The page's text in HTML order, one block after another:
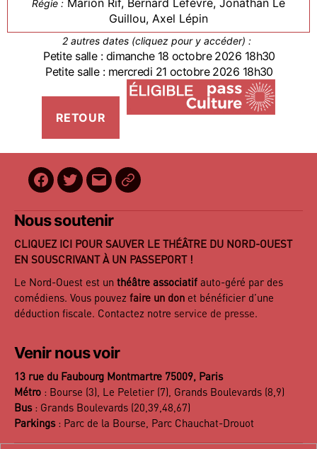
Régie : Marion Rif, Bernard Lefèvre, Jonathan Le
Guillou, Axel Lépin
2 autres dates (cliquez pour y accéder) :
Petite salle : dimanche 18 octobre 2026 18h30
Petite salle : mercredi 21 octobre 2026 18h30
Facebook
Twitter
E-
mail
BilletReduc
Nous soutenir
CLIQUEZ ICI POUR SAUVER LE THÉÂTRE DU NORD-OUEST
EN SOUSCRIVANT À UN PASSEPORT !
Le Nord-Ouest est un théâtre associatif auto-géré par des
comédiens. Vous pouvez faire un don et bénéficier d’une
déduction fiscale. Contactez notre service de presse.
Venir nous voir
13 rue du Faubourg Montmartre 75009, Paris
Métro : Bourse (3), Le Peletier (7), Grands Boulevards (8,9)
Bus: Grands Boulevards (20,39,48,67)
Parkings: Parc de la Bourse, Parc Chauchat-Drouot